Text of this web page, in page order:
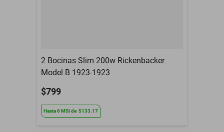
2 Bocinas Slim 200w Rickenbacker
Model B 1923-1923
$799
Hasta6MSIde $133.17